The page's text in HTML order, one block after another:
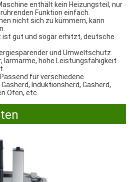
enthält kein Heizungsteil, nur
Funktion einfach.
nicht sich zu kümmern, kann
ist gut und sogar erhitzt, deutsche
und Umweltschutz.
lärmarme, hohe Leistungsfähigkeit
für verschiedene
Induktionsherd, Gasherd,
Ofen, etc.